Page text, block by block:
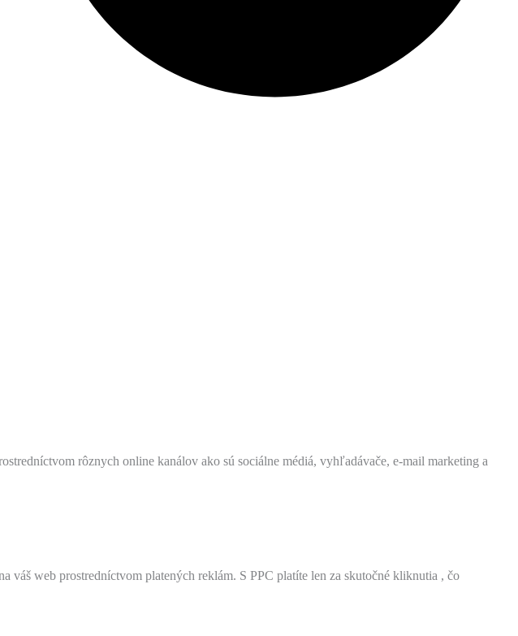
rôznych online kanálov ako sú sociálne médiá, vyhľadávače, e-mail marketing a
web prostredníctvom platených reklám. S PPC platíte len za skutočné kliknutia , čo